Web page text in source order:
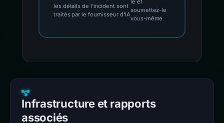
les détails de l'incident sont
traités par le fournisseur d'IA
le et
soumettez-le
vous-même
Infrastructure et rapports
associés